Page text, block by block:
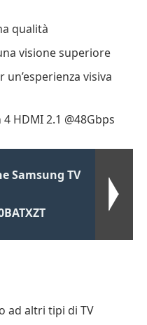
qualità
visione superiore
visiva
HDMI 2.1 @48Gbps
Samsung TV
ad altri tipi di TV